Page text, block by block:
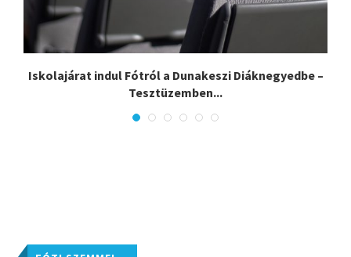
Iskolajárat indul Fótról a Dunakeszi Diáknegyedbe –
Tesztüzemben...